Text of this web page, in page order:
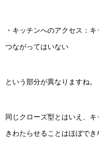
・キッチンへのアクセス：
つながってはいない
という部分が異なりますね。
同じクローズ型とはいえ、
きわたらせることはほぼで